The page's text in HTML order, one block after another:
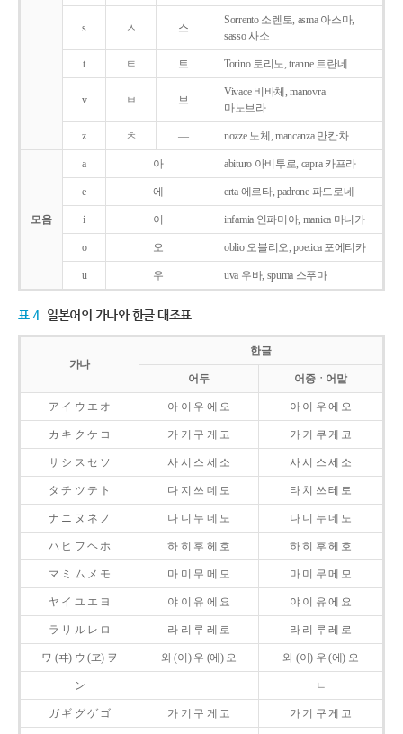
s ㅅ 스
Sorrento 소렌토, asma 아스마,
sasso 사소
t ㅌ 트 Torino 토리노, tranne 트란네
v ㅂ 브
Vivace 비바체, manovra
마노브라
z ㅊ ― nozze 노체, mancanza 만칸차
모음
a 아 abituro 아비투로, capra 카프라
e 에 erta 에르타, padrone 파드로네
i 이 infamia 인파미아, manica 마니카
o 오 oblio 오블리오, poetica 포에티카
u 우 uva 우바, spuma 스푸마
표 4 일본어의 가나와 한글 대조표
가나
한글
어두 어중ㆍ어말
ア イ ウ エ オ 아 이 우 에 오 아 이 우 에 오
カ キ ク ケ コ 가 기 구 게 고 카 키 쿠 케 코
サ シ ス セ ソ 사 시 스 세 소 사 시 스 세 소
タ チ ツ テ ト 다 지 쓰 데 도 타 치 쓰 테 토
ナ ニ ヌ ネ ノ 나 니 누 네 노 나 니 누 네 노
ハ ヒ フ ヘ ホ 하 히 후 헤 호 하 히 후 헤 호
マ ミ ム メ モ 마 미 무 메 모 마 미 무 메 모
ヤ イ ユ エ ヨ 야 이 유 에 요 야 이 유 에 요
ラ リ ル レ ロ 라 리 루 레 로 라 리 루 레 로
ワ (ヰ) ウ (ヱ) ヲ 와 (이) 우 (에) 오 와 (이) 우 (에) 오
ン ㄴ
ガ ギ グ ゲ ゴ 가 기 구 게 고 가 기 구 게 고